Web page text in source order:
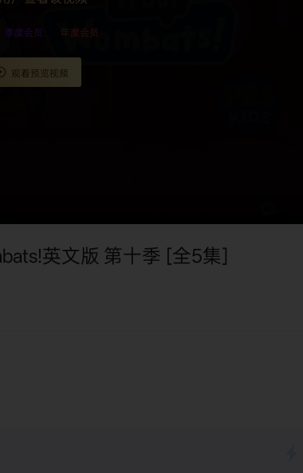
季度会员 年度会员
观看预览视频
英文版 第十季 [全5集]